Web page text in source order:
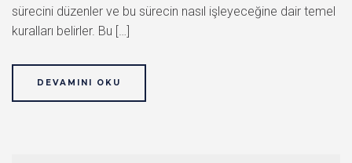
sürecini düzenler ve bu sürecin nasıl işleyeceğine dair temel
kuralları belirler. Bu […]
DEVAMINI OKU